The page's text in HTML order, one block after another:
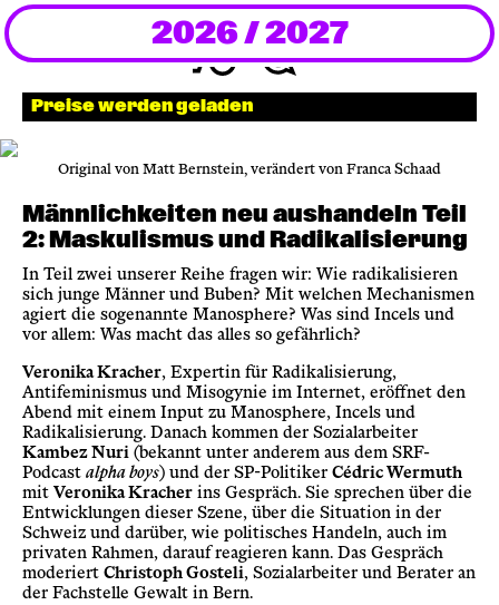
Newsletter
KaBar/ZischBar
Über uns
Residenzen
Mitmachen
Service
Archiv
2026 / 2027
Preise werden geladen
Original von Matt Bernstein, verändert von Franca Schaad
Männlichkeiten neu aushandeln Teil
2: Maskulismus und Radikalisierung
In Teil zwei unserer Reihe fragen wir: Wie radikalisieren
sich junge Männer und Buben? Mit welchen Mechanismen
agiert die sogenannte Manosphere? Was sind Incels und
vor allem: Was macht das alles so gefährlich?
Veronika Kracher, Expertin für Radikalisierung,
Antifeminismus und Misogynie im Internet, eröffnet den
Abend mit einem Input zu Manosphere, Incels und
Radikalisierung. Danach kommen der Sozialarbeiter
Kambez Nuri (bekannt unter anderem aus dem SRF-
Podcast alpha boys) und der SP-Politiker Cédric Wermuth
mit Veronika Kracher ins Gespräch. Sie sprechen über die
Entwicklungen dieser Szene, über die Situation in der
Schweiz und darüber, wie politisches Handeln, auch im
privaten Rahmen, darauf reagieren kann. Das Gespräch
moderiert Christoph Gosteli, Sozialarbeiter und Berater an
der Fachstelle Gewalt in Bern.